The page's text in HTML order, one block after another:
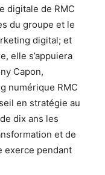
digitale de RMC
du groupe et le
digital; et
elle s’appuiera
Capon,
numérique RMC
en stratégie au
dix ans les
et de
exerce pendant